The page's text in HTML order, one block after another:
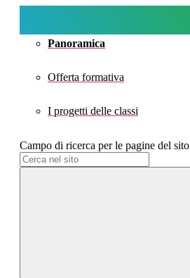
Panoramica
Offerta formativa
I progetti delle classi
Campo di ricerca per le pagine del sito